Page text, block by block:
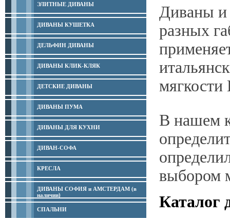
ЭЛИТНЫЕ ДИВАНЫ
ДИВАНЫ КУШЕТКА
ДЕЛЬФИН ДИВАНЫ
ДИВАНЫ КЛИК-КЛЯК
ДЕТСКИЕ ДИВАНЫ
ДИВАНЫ ПУМА
ДИВАНЫ ДЛЯ КУХНИ
ДИВАН-СОФА
КРЕСЛА
ДИВАНЫ СОФИЯ и АМСТЕРДАМ (в
наличии)
СПАЛЬНИ
Диваны и
разных
мягкости
В нашем
выбором
Каталог